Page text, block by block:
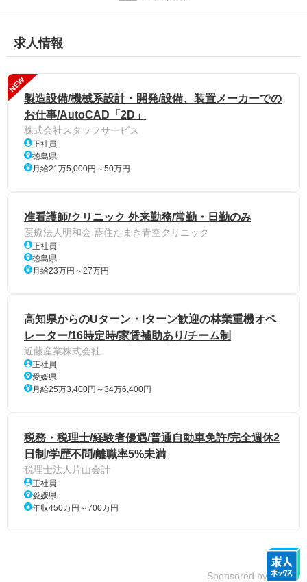
求人情報
NEW
製造設備/機械系設計・開発/設備、装置メーカーでの
お仕事/AutoCAD「2D」
株式会社スタッフサービス
正社員
徳島県
月給21万5,000円～50万円
准看護師/クリニック 外来勤務/常勤・日勤のみ
医療法人明和会 藍住たまき青空クリニック
正社員
徳島県
月給23万円～27万円
高知県からのUターン・Iターン歓迎の林業重機オペ
レーター/16時定時/家賃補助あり/チーム制
近藤産業株式会社
正社員
愛媛県
月給25万3,400円～34万6,400円
税務・税理士/経験者優遇/普通自動車免許/完全週休2
日制/学歴不問/離職率5%未満
税理士法人片山会計
正社員
愛媛県
年収450万円～700万円
Sponsored by